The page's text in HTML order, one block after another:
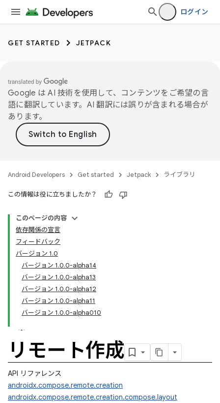
ログイン
GET STARTED JETPACK
Google は AI 技術を使用して、コンテンツをご希望の言
語に翻訳しています。AI 翻訳には誤りが含まれる場合が
あります。
Android Developers Get started Jetpack ライブラリ
この情報は役に立ちましたか？
このページの内容
依存関係の宣言
フィードバック
バージョン 1.0
バージョン 1.0.0-alpha14
バージョン 1.0.0-alpha13
バージョン 1.0.0-alpha12
バージョン 1.0.0-alpha11
バージョン 1.0.0-alpha010
リモート作成
API リファレンス
androidx.compose.remote.creation
androidx.compose.remote.creation.compose.layout